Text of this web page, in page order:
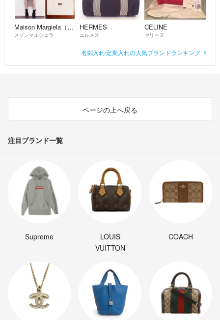
Maison Margiela（旧Maison Martin Margiela）
メゾンマルジェラ
HERMES
エルメス
CELINE
セリーヌ
名刺入れ/定期入れの人気ブランドランキング
ページの上へ戻る
注目ブランド一覧
Supreme
LOUIS
VUITTON
COACH